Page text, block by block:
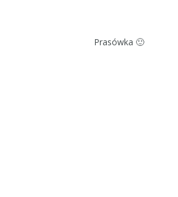
Prasówka 🙂